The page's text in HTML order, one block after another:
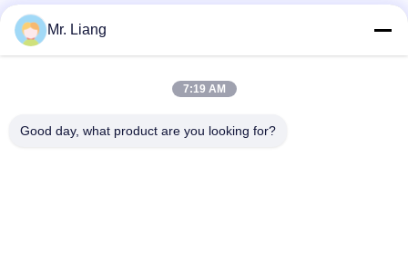
schnellerem Wärmezyklus
Elektrische Büro-Stuhl-Schwenker-Haltbarkeits-Test-
Zugmaschine
Mr. Liang
7:19 AM
Good day, what product are you looking for?